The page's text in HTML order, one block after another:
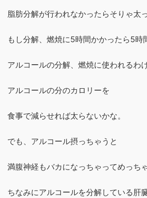
脂肪分解が行われなかったらそりゃ太
もし分解、燃焼に5時間かかったら5時
アルコールの分解、燃焼に使われるわけ
アルコールの分のカロリーを
食事で減らせれば太らないかな。
でも、アルコール摂っちゃうと
満腹神経もバカになっちゃってめっち
ちなみにアルコールを分解している肝